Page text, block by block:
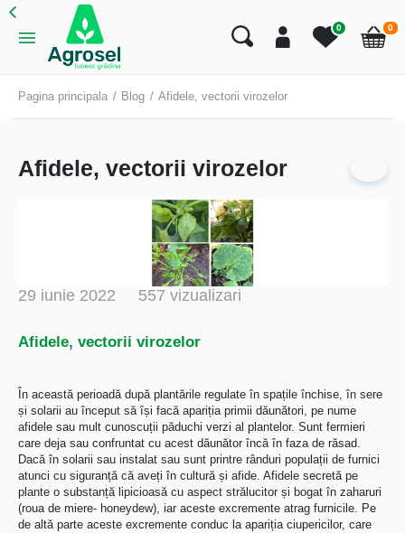
0
Cart
0
Pagina principala Blog Afidele, vectorii virozelor
Afidele, vectorii virozelor
29 iunie 2022 557 vizualizari
Afidele, vectorii virozelor
În această perioadă după plantările regulate în spațile închise, în sere
și solarii au început să își facă apariția primii dăunători, pe nume
afidele sau mult cunoscuții păduchi verzi al plantelor. Sunt fermieri
care deja sau confruntat cu acest dăunător încă în faza de răsad.
Dacă în solarii sau instalat sau sunt printre rânduri populații de furnici
atunci cu siguranță că aveți în cultură și afide. Afidele secretă pe
plante o substanță lipicioasă cu aspect strălucitor și bogat în zaharuri
(roua de miere- honeydew), iar aceste excremente atrag furnicile. Pe
de altă parte aceste excremente conduc la apariția ciupericilor, care